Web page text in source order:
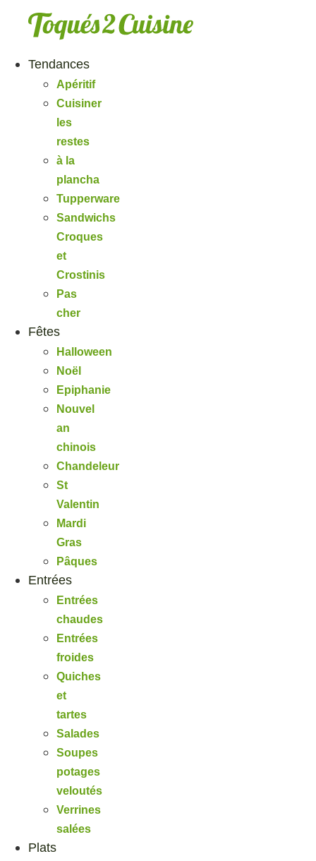
Tendances
Apéritif
Cuisiner
les
restes
à la
plancha
Tupperware
Sandwichs
Croques
et
Crostinis
Pas
cher
Fêtes
Halloween
Noël
Epiphanie
Nouvel
an
chinois
Chandeleur
St
Valentin
Mardi
Gras
Pâques
Entrées
Entrées
chaudes
Entrées
froides
Quiches
et
tartes
Salades
Soupes
potages
veloutés
Verrines
salées
Plats